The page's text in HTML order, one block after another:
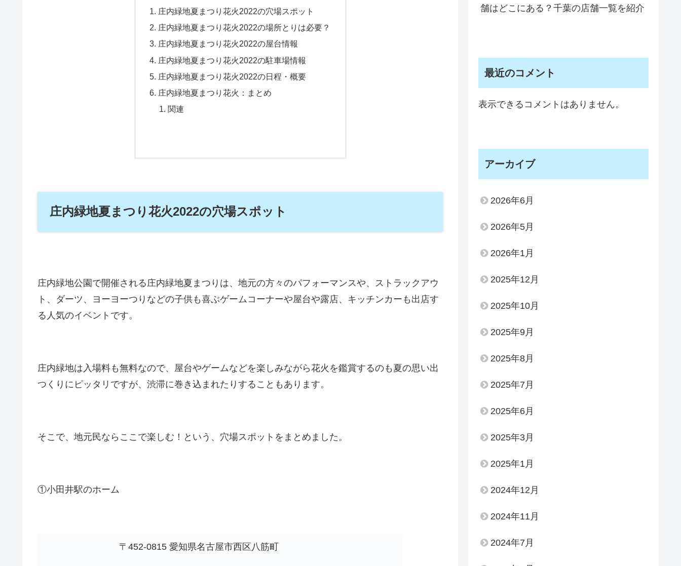
庄内緑地夏まつり花火2022の穴場スポット
庄内緑地夏まつり花火2022の場所とりは必要？
庄内緑地夏まつり花火2022の屋台情報
庄内緑地夏まつり花火2022の駐車場情報
庄内緑地夏まつり花火2022の日程・概要
庄内緑地夏まつり花火：まとめ
関連
庄内緑地夏まつり花火2022の穴場スポット
庄内緑地公園で開催される庄内緑地夏まつりは、地元の方々のパフォーマンスや、ストラックアウ
ト、ダーツ、ヨーヨーつりなどの子供も喜ぶゲームコーナーや屋台や露店、キッチンカーも出店す
る人気のイベントです。
庄内緑地は入場料も無料なので、屋台やゲームなどを楽しみながら花火を鑑賞するのも夏の思い出
つくりにピッタリですが、渋滞に巻き込まれたりすることもあります。
そこで、地元民ならここで楽しむ！という、穴場スポットをまとめました。
①小田井駅のホーム
〒452-0815 愛知県名古屋市西区八筋町
舗はどこにある？千葉の店舗一覧を紹介
最近のコメント
表示できるコメントはありません。
アーカイブ
2026年6月
2026年5月
2026年1月
2025年12月
2025年10月
2025年9月
2025年8月
2025年7月
2025年6月
2025年3月
2025年1月
2024年12月
2024年11月
2024年7月